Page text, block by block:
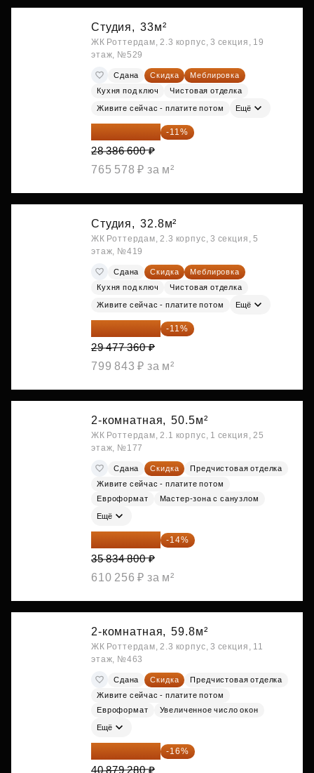
Студия, 33м²
ЖК Роттердам, 2.3 корпус, 3 секция, 19
этаж, №529
Сдана Скидка
Меблировка
Кухня под ключ
Чистовая отделка
Живите сейчас - платите потом Ещё
25 264 074 ₽ -11%
28 386 600 ₽
765 578 ₽ за м²
Студия, 32.8м²
ЖК Роттердам, 2.3 корпус, 3 секция, 5
этаж, №419
Сдана Скидка
Меблировка
Кухня под ключ
Чистовая отделка
Живите сейчас - платите потом Ещё
26 234 850 ₽ -11%
29 477 360 ₽
799 843 ₽ за м²
2-комнатная, 50.5м²
ЖК Роттердам, 2.1 корпус, 1 секция, 25
этаж, №177
Сдана Скидка
Предчистовая отделка
Живите сейчас - платите потом
Евроформат
Мастер-зона с санузлом
Ещё
30 817 928 ₽ -14%
35 834 800 ₽
610 256 ₽ за м²
2-комнатная, 59.8м²
ЖК Роттердам, 2.3 корпус, 3 секция, 11
этаж, №463
Сдана Скидка
Предчистовая отделка
Живите сейчас - платите потом
Евроформат
Увеличенное число окон
Ещё
34 338 595 ₽ -16%
40 879 280 ₽